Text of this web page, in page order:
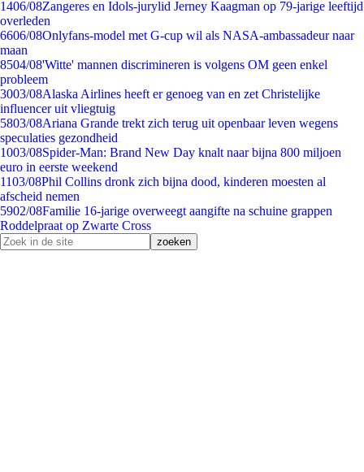
1406/08Zangeres en Idols-jurylid Jerney Kaagman op 79-jarige leeftijd
overleden
6606/08Onlyfans-model met G-cup wil als NASA-ambassadeur naar
maan
8504/08'Witte' mannen discrimineren is volgens OM geen enkel
probleem
3003/08Alaska Airlines heeft er genoeg van en zet Christelijke
influencer uit vliegtuig
5803/08Ariana Grande trekt zich terug uit openbaar leven wegens
speculaties gezondheid
1003/08Spider-Man: Brand New Day knalt naar bijna 800 miljoen
euro in eerste weekend
1103/08Phil Collins dronk zich bijna dood, kinderen moesten al
afscheid nemen
5902/08Familie 16-jarige overweegt aangifte na schuine grappen
Roddelpraat op Zwarte Cross